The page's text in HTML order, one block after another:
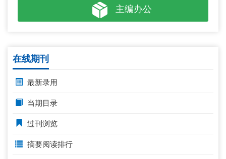
主编办公
在线期刊
最新录用
当期目录
过刊浏览
摘要阅读排行